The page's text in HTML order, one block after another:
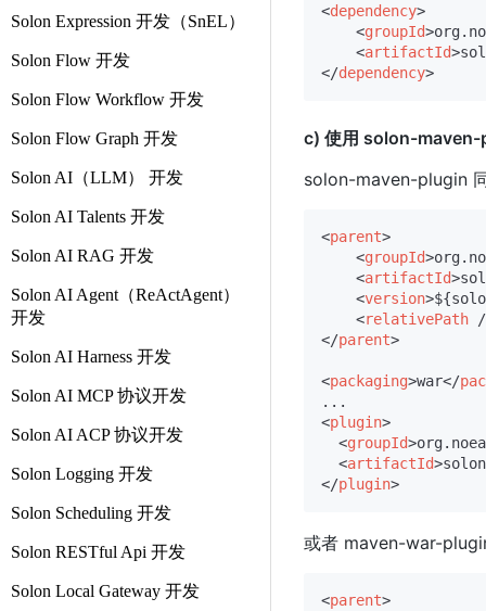
Solon Expression 开发（SnEL）
Solon Flow 开发
Solon Flow Workflow 开发
Solon Flow Graph 开发
Solon AI（LLM） 开发
Solon AI Talents 开发
Solon AI RAG 开发
Solon AI Agent（ReActAgent）
开发
Solon AI Harness 开发
Solon AI MCP 协议开发
Solon AI ACP 协议开发
Solon Logging 开发
Solon Scheduling 开发
Solon RESTful Api 开发
Solon Local Gateway 开发
<dependency>
<groupId>
<artifactId>
</dependency>
c) 使用 solon-
solon-maven-plugin
<parent>
<groupId>
<artifactId>
<version>
<relativePath /
</parent>
<packaging>war</
<plugin>
<groupId>
<artifactId>
</plugin>
或者 maven-war-
<parent>